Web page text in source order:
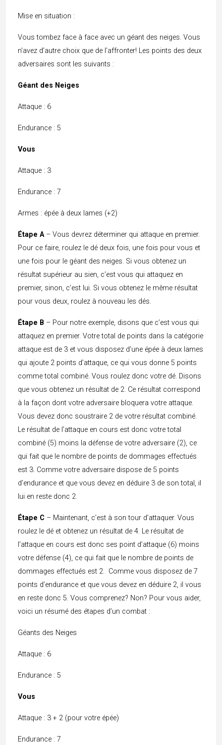
Mise en situation :
Vous tombez face à face avec un géant des neiges. Vous
n’avez d’autre choix que de l’affronter! Les points des deux
adversaires sont les suivants :
Géant des Neiges
Attaque : 6
Endurance : 5
Vous
Attaque : 3
Endurance : 7
Armes : épée à deux lames (+2)
Étape A– Vous devrez déterminer qui attaque en premier.
Pour ce faire, roulez le dé deux fois, une fois pour vous et
une fois pour le géant des neiges. Si vous obtenez un
résultat supérieur au sien, c’est vous qui attaquez en
premier, sinon, c’est lui. Si vous obtenez le même résultat
pour vous deux, roulez à nouveau les dés.
Étape B – Pour notre exemple, disons que c’est vous qui
attaquez en premier. Votre total de points dans la catégorie
attaque est de 3 et vous disposez d’une épée à deux lames
qui ajoute 2 points d’attaque, ce qui vous donne 5 points
comme total combiné. Vous roulez donc votre dé. Disons
que vous obtenez un résultat de 2. Ce résultat correspond
à la façon dont votre adversaire bloquera votre attaque.
Vous devez donc soustraire 2 de votre résultat combiné.
Le résultat de l’attaque en cours est donc votre total
combiné (5) moins la défense de votre adversaire (2), ce
qui fait que le nombre de points de dommages effectués
est 3. Comme votre adversaire dispose de 5 points
d’endurance et que vous devez en déduire 3 de son total, il
lui en reste donc 2.
Étape C – Maintenant, c’est à son tour d’attaquer. Vous
roulez le dé et obtenez un résultat de 4. Le résultat de
l’attaque en cours est donc ses point d’attaque (6) moins
votre défense (4), ce qui fait que le nombre de points de
dommages effectués est 2. Comme vous disposez de 7
points d’endurance et que vous devez en déduire 2, il vous
en reste donc 5. Vous comprenez? Non? Pour vous aider,
voici un résumé des étapes d’un combat :
Géants des Neiges
Attaque : 6
Endurance : 5
Vous
Attaque : 3 + 2 (pour votre épée)
Endurance : 7